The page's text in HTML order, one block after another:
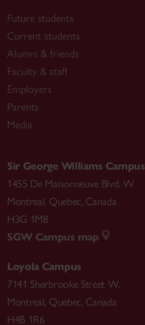
Future students
Current students
Alumni & friends
Faculty & staff
Employers
Parents
Media
Sir George Williams Campus
1455 De Maisonneuve Blvd. W.
Montreal, Quebec, Canada
H3G 1M8
SGW Campus map
Loyola Campus
7141 Sherbrooke Street W.
Montreal, Quebec, Canada
H4B 1R6